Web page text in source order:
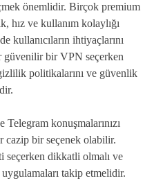
önemlidir. Birçok premium
hız ve kullanım kolaylığı
kullanıcıların ihtiyaçlarını
güvenilir bir VPN seçerken
politikalarını ve güvenlik
konuşmalarınızı
cazip bir seçenek olabilir.
seçerken dikkatli olmalı ve
takip etmelidir.